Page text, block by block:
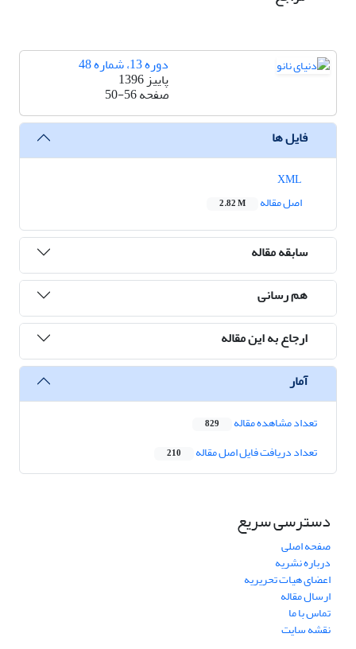
دوره 13، شماره 48
پاییز 1396
صفحه50-56
فایل ها
اصل مقاله
2.82 M
سابقه مقاله
هم رسانی
ارجاع به این مقاله
آمار
تعداد مشاهده مقاله 829
تعداد دریافت فایل اصل مقاله 210
دسترسی سریع
صفحه اصلی
درباره نشریه
اعضای هیات تحریریه
ارسال مقاله
تماس با ما
نقشه سایت